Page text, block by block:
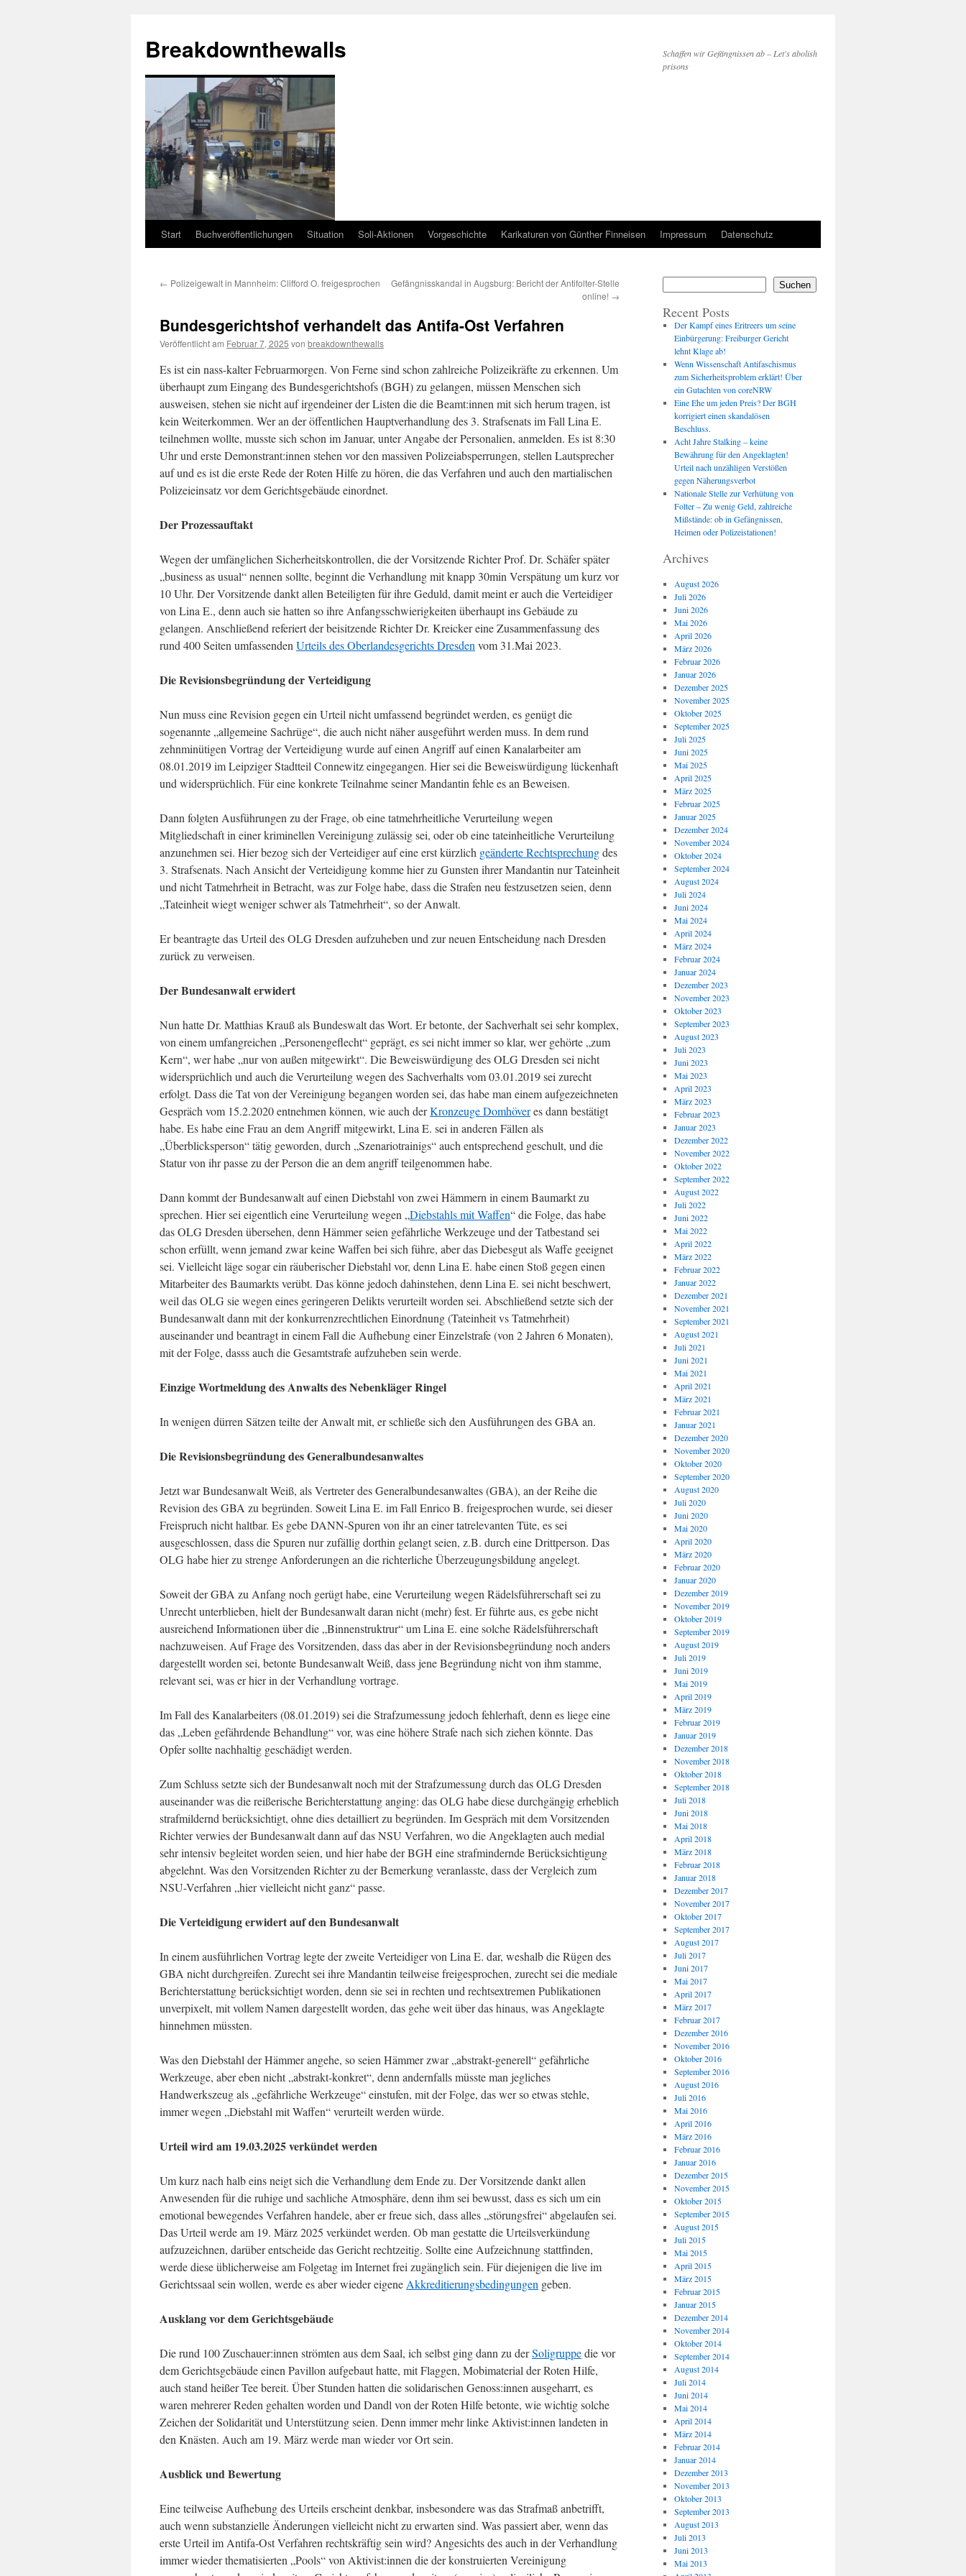
springen
Breakdownthewalls
Schaffen wir Gefängnissen ab – Let's abolish
prisons
Start Buchveröffentlichungen Situation Soli-Aktionen Vorgeschichte Karikaturen von Günther Finneisen Impressum Datenschutz
← Polizeigewalt in Mannheim: Clifford O. freigesprochen
Gefängnisskandal in Augsburg: Bericht der Antifolter-Stelle
online! →
Bundesgerichtshof verhandelt das Antifa-Ost Verfahren
Veröffentlicht am Februar 7, 2025 von breakdownthewalls
Es ist ein nass-kalter Februarmorgen. Von Ferne sind schon zahlreiche Polizeikräfte zu erkennen. Um
überhaupt zum Eingang des Bundesgerichtshofs (BGH) zu gelangen, müssen Menschen sich
ausweisen, stehen sie nicht auf irgendeiner der Listen die die Beamt:innen mit sich herum tragen, ist
kein Weiterkommen. Wer an der öffentlichen Hauptverhandlung des 3. Strafsenats im Fall Lina E.
teilnehmen wollte, musste sich schon im Januar, unter Angabe der Personalien, anmelden. Es ist 8:30
Uhr und erste Demonstrant:innen stehen vor den massiven Polizeiabsperrungen, stellen Lautsprecher
auf und es ist die erste Rede der Roten Hilfe zu hören, die das Verfahren und auch den martialischen
Polizeieinsatz vor dem Gerichtsgebäude einordnet.
Der Prozessauftakt
Wegen der umfänglichen Sicherheitskontrollen, die der Vorsitzende Richter Prof. Dr. Schäfer später
„business as usual“ nennen sollte, beginnt die Verhandlung mit knapp 30min Verspätung um kurz vor
10 Uhr. Der Vorsitzende dankt allen Beteiligten für ihre Geduld, damit meint er auch die Verteidiger
von Lina E., denn auch sie hatten so ihre Anfangsschwierigkeiten überhaupt ins Gebäude zu
gelangen. Anschließend referiert der beisitzende Richter Dr. Kreicker eine Zusammenfassung des
rund 400 Seiten umfassenden Urteils des Oberlandesgerichts Dresden vom 31.Mai 2023.
Die Revisionsbegründung der Verteidigung
Nun muss eine Revision gegen ein Urteil nicht umfassend begründet werden, es genügt die
sogenannte „allgemeine Sachrüge“, die auch nicht näher ausgeführt werden muss. In dem rund
zehnminütigen Vortrag der Verteidigung wurde auf einen Angriff auf einen Kanalarbeiter am
08.01.2019 im Leipziger Stadtteil Connewitz eingegangen. Hier sei die Beweiswürdigung lückenhaft
und widersprüchlich. Für eine konkrete Teilnahme seiner Mandantin fehle es an Beweisen.
Dann folgten Ausführungen zu der Frage, ob eine tatmehrheitliche Verurteilung wegen
Mitgliedschaft in einer kriminellen Vereinigung zulässig sei, oder ob eine tateinheitliche Verurteilung
anzunehmen sei. Hier bezog sich der Verteidiger auf eine erst kürzlich geänderte Rechtsprechungdes
3. Strafsenats. Nach Ansicht der Verteidigung komme hier zu Gunsten ihrer Mandantin nur Tateinheit
und nicht Tatmehrheit in Betracht, was zur Folge habe, dass die Strafen neu festzusetzen seien, denn
„Tateinheit wiegt weniger schwer als Tatmehrheit“, so der Anwalt.
Er beantragte das Urteil des OLG Dresden aufzuheben und zur neuen Entscheidung nach Dresden
zurück zu verweisen.
Der Bundesanwalt erwidert
Nun hatte Dr. Matthias Krauß als Bundeswalt das Wort. Er betonte, der Sachverhalt sei sehr komplex,
von einem umfangreichen „Personengeflecht“ geprägt, es sei nicht immer so klar, wer gehörte „zum
Kern“, wer habe „nur von außen mitgewirkt“. Die Beweiswürdigung des OLG Dresden sei nicht
widersprüchlich und auch die Verurteilung wegen des Sachverhalts vom 03.01.2019 sei zurecht
erfolgt. Dass die Tat von der Vereinigung begangen worden sei, das habe man einem aufgezeichneten
Gespräch vom 15.2.2020 entnehmen können, wie auch derKronzeuge Domhöveres dann bestätigt
habe. Es habe eine Frau an dem Angriff mitgewirkt, Lina E. sei in anderen Fällen als
„Überblicksperson“ tätig geworden, durch „Szenariotrainigs“ auch entsprechend geschult, und die
Statur von ihr passe zu der Person die an dem angriff teilgenommen habe.
Dann kommt der Bundesanwalt auf einen Diebstahl von zwei Hämmern in einem Baumarkt zu
sprechen. Hier sei eigentlich eine Verurteilung wegen „Diebstahls mit Waffen“ die Folge, das habe
das OLG Dresden übersehen, denn Hämmer seien gefährliche Werkzeuge und der Tatbestand sei
schon erfüllt, wenn jemand zwar keine Waffen bei sich führe, aber das Diebesgut als Waffe geeignet
sei. Vielleicht läge sogar ein räuberischer Diebstahl vor, denn Lina E. habe einen Stoß gegen einen
Mitarbeiter des Baumarkts verübt. Das könne jedoch dahinstehen, denn Lina E. sei nicht beschwert,
weil das OLG sie wegen eines geringeren Delikts verurteilt worden sei. Abschließend setzte sich der
Bundesanwalt dann mit der konkurrenzrechtlichen Einordnung (Tateinheit vs Tatmehrheit)
auseinander und beantragt in einem Fall die Aufhebung einer Einzelstrafe (von 2 Jahren 6 Monaten),
mit der Folge, dasss auch die Gesamtstrafe aufzuheben sein werde.
Einzige Wortmeldung des Anwalts des Nebenkläger Ringel
In wenigen dürren Sätzen teilte der Anwalt mit, er schließe sich den Ausführungen des GBA an.
Die Revisionsbegründung des Generalbundesanwaltes
Jetzt war Bundesanwalt Weiß, als Vertreter des Generalbundesanwaltes (GBA), an der Reihe die
Revision des GBA zu begründen. Soweit Lina E. im Fall Enrico B. freigesprochen wurde, sei dieser
Freispruch nicht haltbar. Es gebe DANN-Spuren von ihr an einer tatrelevanten Tüte, es sei
ausgeschlossen, dass die Spuren nur zufällig dorthin gelangt seien, z.B. durch eine Drittperson. Das
OLG habe hier zu strenge Anforderungen an die richterliche Überzeugungsbildung angelegt.
Soweit der GBA zu Anfang noch gerügt habe, eine Verurteilung wegen Rädelsführerschaft sei zu
Unrecht unterblieben, hielt der Bundesanwalt daran nicht (mehr) fest. Er führte aus, es gebe nicht
ausreichend Informationen über die „Binnenstruktrur“ um Lina E. eine solche Rädelsführerschaft
nachzuweisen. Auf Frage des Vorsitzenden, dass das aber in der Revisionsbegründung noch anders
dargestellt worden sei, betonte Bundesanwalt Weiß, dass jene Begründung nicht von ihm stamme,
relevant sei, was er hier in der Verhandlung vortrage.
Im Fall des Kanalarbeiters (08.01.2019) sei die Strafzumessung jedoch fehlerhaft, denn es liege eine
das „Leben gefährdende Behandlung“ vor, was eine höhere Strafe nach sich ziehen könnte. Das
Opfer sollte nachhaltig geschädigt werden.
Zum Schluss setzte sich der Bundesanwalt noch mit der Strafzumessung durch das OLG Dresden
auseinander was die reißerische Berichterstattung anging: das OLG habe diese durchgängig erheblich
strafmildernd berücksichtigt, ohne dies detailliert zu begründen. Im Gespräch mit dem Vorsitzenden
Richter verwies der Bundesanwalt dann auf das NSU Verfahren, wo die Angeklagten auch medial
sehr intensiv begleitet worden seien, und hier habe der BGH eine strafmindernde Berücksichtigung
abgelehnt. Was den Vorsitzenden Richter zu der Bemerkung veranlasste, dass der Vergleich zum
NSU-Verfahren „hier vielleicht nicht ganz“ passe.
Die Verteidigung erwidert auf den Bundesanwalt
In einem ausführlichen Vortrag legte der zweite Verteidiger von Lina E. dar, weshalb die Rügen des
GBA nicht durchgreifen. Zurecht sei ihre Mandantin teilweise freigesprochen, zurecht sei die mediale
Berichterstattung berücksichtigt worden, denn sie sei in rechten und rechtsextremen Publikationen
unverpixelt, mit vollem Namen dargestellt worden, das gehe weit über das hinaus, was Angeklagte
hinnehmen müssten.
Was den Diebstahl der Hämmer angehe, so seien Hämmer zwar „abstrakt-generell“ gefährliche
Werkzeuge, aber eben nicht „abstrakt-konkret“, denn andernfalls müsste man jegliches
Handwerkszeug als „gefährliche Werkzeuge“ einstufen, mit der Folge, das wer so etwas stehle,
immer wegen „Diebstahl mit Waffen“ verurteilt werden würde.
Urteil wird am 19.03.2025 verkündet werden
Um kurz nach halb eins neigt sich die Verhandlung dem Ende zu. Der Vorsitzende dankt allen
Anwesenden für die ruhige und sachliche Atmosphäre, denn ihm sei bewusst, dass es sich um ein
emotional bewegendes Verfahren handele, aber er freue sich, dass alles „störungsfrei“ abgelaufen sei.
Das Urteil werde am 19. März 2025 verkündet werden. Ob man gestatte die Urteilsverkündung
aufzuzeichnen, darüber entscheide das Gericht rechtzeitig. Sollte eine Aufzeichnung stattfinden,
werde diese üblicherweise am Folgetag im Internet frei zugänglich sein. Für diejenigen die live im
Gerichtssaal sein wollen, werde es aber wieder eigene Akkreditierungsbedingungen geben.
Ausklang vor dem Gerichtsgebäude
Die rund 100 Zuschauer:innen strömten aus dem Saal, ich selbst ging dann zu derSoligruppedie vor
dem Gerichtsgebäude einen Pavillon aufgebaut hatte, mit Flaggen, Mobimaterial der Roten Hilfe,
auch stand heißer Tee bereit. Über Stunden hatten die solidarischen Genoss:innen ausgeharrt, es
waren mehrerer Reden gehalten worden und Dandl von der Roten Hilfe betonte, wie wichtig solche
Zeichen der Solidarität und Unterstützung seien. Denn immer mehr linke Aktivist:innen landeten in
den Knästen. Auch am 19. März werde man wieder vor Ort sein.
Ausblick und Bewertung
Eine teilweise Aufhebung des Urteils erscheint denkbar, insbesondere was das Strafmaß anbetrifft,
auch wenn substanzielle Änderungen vielleicht nicht zu erwarten sind. Was passiert aber, wenn das
erste Urteil im Antifa-Ost Verfahren rechtskräftig sein wird? Angesichts des auch in der Verhandlung
immer wieder thematisierten „Pools“ von Aktivist:innen die der konstruierten Vereinigung
Suchen
Recent Posts
Der Kampf eines Eritreers um seine
Einbürgerung: Freiburger Gericht
lehnt Klage ab!
Wenn Wissenschaft Antifaschismus
zum Sicherheitsproblem erklärt! Über
ein Gutachten von coreNRW
Eine Ehe um jeden Preis? Der BGH
korrigiert einen skandalösen
Beschluss.
Acht Jahre Stalking – keine
Bewährung für den Angeklagten!
Urteil nach unzähligen Verstößen
gegen Näherungsverbot
Nationale Stelle zur Verhütung von
Folter – Zu wenig Geld, zahlreiche
Mißstände: ob in Gefängnissen,
Heimen oder Polizeistationen!
Archives
August 2026
Juli 2026
Juni 2026
Mai 2026
April 2026
März 2026
Februar 2026
Januar 2026
Dezember 2025
November 2025
Oktober 2025
September 2025
Juli 2025
Juni 2025
Mai 2025
April 2025
März 2025
Februar 2025
Januar 2025
Dezember 2024
November 2024
Oktober 2024
September 2024
August 2024
Juli 2024
Juni 2024
Mai 2024
April 2024
März 2024
Februar 2024
Januar 2024
Dezember 2023
November 2023
Oktober 2023
September 2023
August 2023
Juli 2023
Juni 2023
Mai 2023
April 2023
März 2023
Februar 2023
Januar 2023
Dezember 2022
November 2022
Oktober 2022
September 2022
August 2022
Juli 2022
Juni 2022
Mai 2022
April 2022
März 2022
Februar 2022
Januar 2022
Dezember 2021
November 2021
September 2021
August 2021
Juli 2021
Juni 2021
Mai 2021
April 2021
März 2021
Februar 2021
Januar 2021
Dezember 2020
November 2020
Oktober 2020
September 2020
August 2020
Juli 2020
Juni 2020
Mai 2020
April 2020
März 2020
Februar 2020
Januar 2020
Dezember 2019
November 2019
Oktober 2019
September 2019
August 2019
Juli 2019
Juni 2019
Mai 2019
April 2019
März 2019
Februar 2019
Januar 2019
Dezember 2018
November 2018
Oktober 2018
September 2018
Juli 2018
Juni 2018
Mai 2018
April 2018
März 2018
Februar 2018
Januar 2018
Dezember 2017
November 2017
Oktober 2017
September 2017
August 2017
Juli 2017
Juni 2017
Mai 2017
April 2017
März 2017
Februar 2017
Dezember 2016
November 2016
Oktober 2016
September 2016
August 2016
Juli 2016
Mai 2016
April 2016
März 2016
Februar 2016
Januar 2016
Dezember 2015
November 2015
Oktober 2015
September 2015
August 2015
Juli 2015
Mai 2015
April 2015
März 2015
Februar 2015
Januar 2015
Dezember 2014
November 2014
Oktober 2014
September 2014
August 2014
Juli 2014
Juni 2014
Mai 2014
April 2014
März 2014
Februar 2014
Januar 2014
Dezember 2013
November 2013
Oktober 2013
September 2013
August 2013
Juli 2013
Juni 2013
Mai 2013